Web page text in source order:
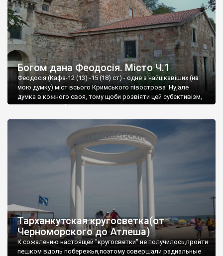
Богом дана Феодосія. Місто Ч.1
Феодосія (Кафа-12 (13) -15 (18) ст) - одне з найцікавіших (на
мою думку) міст всього Кримського півострова .Ну,але
думка в кожного своя, тому щоби розвіяти цей субєктивізм,
запрошую відвідати це
Тарханкутская кругосветка(от
Черноморского до Атлеша)
К сожалению настоящей "кругосветки" не получилось,пройти
пешком вдоль побережья,поэтому совершали радиальные